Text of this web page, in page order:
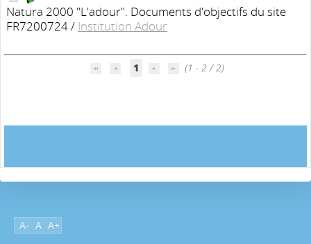
Natura 2000 "L'adour". Documents d'objectifs du site
FR7200724/ Institution Adour
1 (1 - 2 / 2)
A- A A+